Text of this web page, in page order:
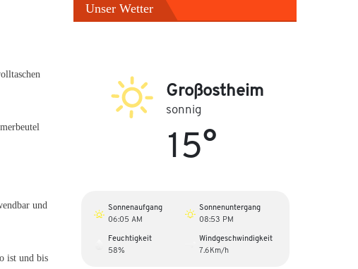
und
ist und bis
Unser Wetter
Großostheim
sonnig
15°
Sonnenaufgang
06:05 AM
Sonnenuntergang
08:53 PM
Feuchtigkeit
58%
Windgeschwindigkeit
7.6Km/h